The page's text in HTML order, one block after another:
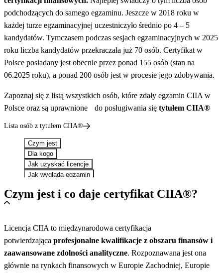
podchodzących do samego egzaminu. Jeszcze w 2018 roku w
każdej turze egzaminacyjnej uczestniczyło średnio po 4 – 5
kandydatów. Tymczasem podczas sesjach egzaminacyjnych w 2025
roku liczba kandydatów przekraczała już 70 osób. Certyfikat w
Polsce posiadany jest obecnie przez ponad 155 osób (stan na
06.2025 roku), a ponad 200 osób jest w procesie jego zdobywania.
Zapoznaj się z listą wszystkich osób, które zdały egzamin CIIA w
Polsce oraz są uprawnione do posługiwania się tytułem CIIA®
Lista osób z tytułem CIIA®
Czym jest
Dla kogo
Jak uzyskać licencje
Jak wygląda egzamin
Ile kosztuje
FAQ
Czym jest i co daje certyfikat CIIA®?
Licencja CIIA to międzynarodowa certyfikacja
potwierdzająca profesjonalne kwalifikacje z obszaru finansów i
zaawansowane zdolności analityczne. Rozpoznawana jest ona
głównie na rynkach finansowych w Europie Zachodniej, Europie